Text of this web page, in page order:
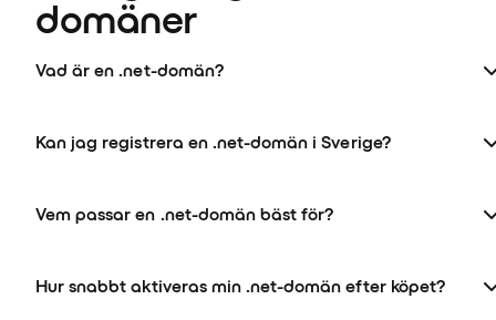
domäner
Vad är en .net-domän?
Kan jag registrera en .net-domän i Sverige?
Vem passar en .net-domän bäst för?
Hur snabbt aktiveras min .net-domän efter köpet?